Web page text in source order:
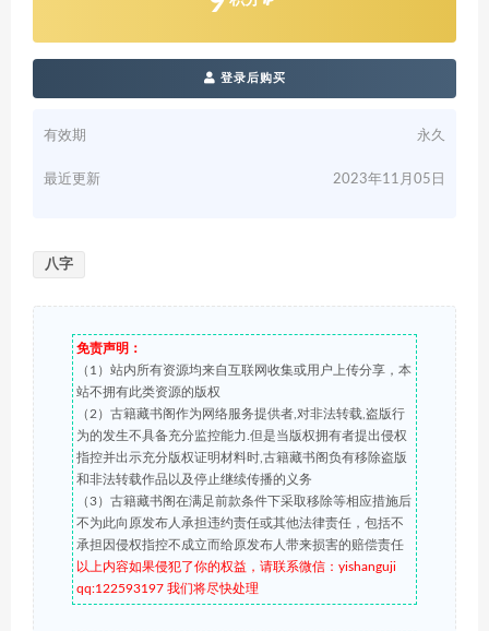
登录后购买
有效期 永久
最近更新 2023年11月05日
八字
免责声明：
（1）站内所有资源均来自互联网收集或用户上传分享，本
站不拥有此类资源的版权
（2）古籍藏书阁作为网络服务提供者,对非法转载,盗版行
为的发生不具备充分监控能力.但是当版权拥有者提出侵权
指控并出示充分版权证明材料时,古籍藏书阁负有移除盗版
和非法转载作品以及停止继续传播的义务
（3）古籍藏书阁在满足前款条件下采取移除等相应措施后
不为此向原发布人承担违约责任或其他法律责任，包括不
承担因侵权指控不成立而给原发布人带来损害的赔偿责任
以上内容如果侵犯了你的权益，请联系微信：yishanguji
qq:122593197 我们将尽快处理